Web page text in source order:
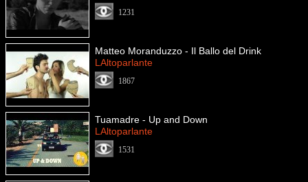
1231
Matteo Moranduzzo - Il Ballo del Drink
LAltoparlante
1867
Tuamadre - Up and Down
LAltoparlante
1531